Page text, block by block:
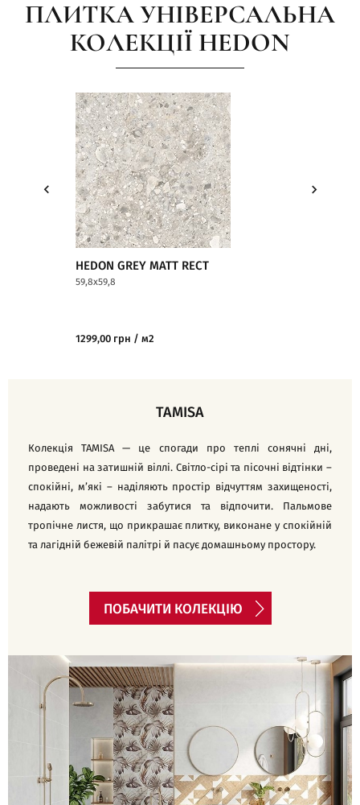
ПЛИТКА УНІВЕРСАЛЬНА
КОЛЕКЦІЇ HEDON
HEDON GREY MATT RECT
59,8x59,8
1299,00 грн / м2
TAMISA
Колекція TAMISA — це спогади про теплі сонячні дні,
проведені на затишній віллі. Світло-сірі та пісочні відтінки –
спокійні, м’які – наділяють простір відчуттям захищеності,
надають можливості забутися та відпочити. Пальмове
тропічне листя, що прикрашає плитку, виконане у спокійній
та лагідній бежевій палітрі й пасує домашньому простору.
ПОБАЧИТИ КОЛЕКЦІЮ